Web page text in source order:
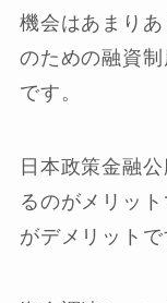
機会はあまり
のための融資
です。
日本政策金融
るのがメリッ
がデメリットで